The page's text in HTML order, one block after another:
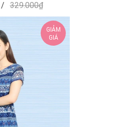
/ 329.000₫
GIẢM
GIÁ